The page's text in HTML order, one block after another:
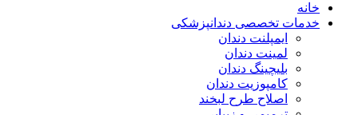
خانه
خدمات تخصصی دندانپزشکی
ایمپلنت دندان
لمینت دندان
بلیچینگ دندان
کامپوزیت دندان
اصلاح طرح لبخند